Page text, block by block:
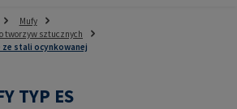
Mufy
tworzyw sztucznych
ze stali ocynkowanej
TYP ES